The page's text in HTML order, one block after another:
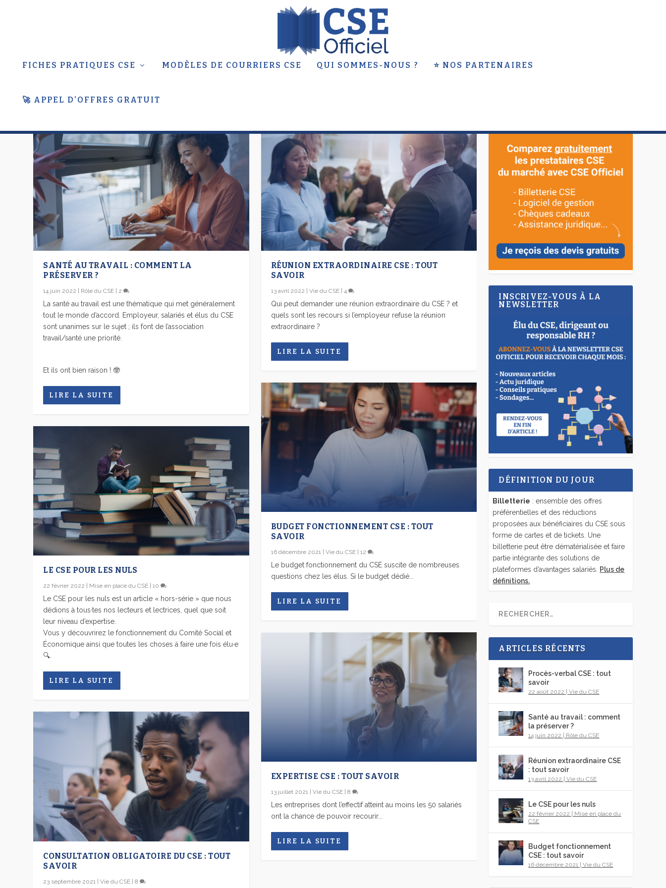
FICHES PRATIQUES CSE MODÈLES DE COURRIERS CSE QUI SOMMES-NOUS ? ⭐ NOS PARTENAIRES
🚀 APPEL D’OFFRES GRATUIT
ÉTIQUETTE : JURIDIQUE
SANTÉ AU TRAVAIL : COMMENT LA
PRÉSERVER ?
14 juin 2022 | Rôle du CSE | 2
La santé au travail est une thématique qui met généralement
tout le monde d’accord. Employeur, salariés et élus du CSE
sont unanimes sur le sujet ; ils font de l’association
travail/santé une priorité.
Et ils ont bien raison ! 🤓
LIRE LA SUITE
LE CSE POUR LES NULS
22 février 2022 Mise en place du CSE |10
Le CSE pour les nuls est un article « hors-série » que nous
dédions à tous·tes nos lecteurs et lectrices, quel que soit
leur niveau d’expertise.
Vous y découvrirez le fonctionnement du Comité Social et
Économique ainsi que toutes les choses à faire une fois élu·e
🔍.
LIRE LA SUITE
CONSULTATION OBLIGATOIRE DU CSE : TOUT
SAVOIR
23 septembre 2021 |Vie du CSE |8
RÉUNION EXTRAORDINAIRE CSE : TOUT
SAVOIR
13 avril 2022 | Vie du CSE| 4
Qui peut demander une réunion extraordinaire du CSE ? et
quels sont les recours si l’employeur refuse la réunion
extraordinaire ?
LIRE LA SUITE
BUDGET FONCTIONNEMENT CSE : TOUT
SAVOIR
16 décembre 2021| Vie du CSE| 12
Le budget fonctionnement du CSE suscite de nombreuses
questions chez les élus. Si le budget dédié...
LIRE LA SUITE
EXPERTISE CSE : TOUT SAVOIR
13 juillet 2021| Vie du CSE| 8
Les entreprises dont l’effectif atteint au moins les 50 salariés
ont la chance de pouvoir recourir...
LIRE LA SUITE
INSCRIVEZ-VOUS À LA
NEWSLETTER
DÉFINITION DU JOUR
Billetterie : ensemble des offres
préférentielles et des réductions
proposées aux bénéficiaires du CSE sous
forme de cartes et de tickets. Une
billetterie peut être dématérialisée et faire
partie intégrante des solutions de
plateformes d’avantages salariés.
Plus de
définitions.
ARTICLES RÉCENTS
Procès-verbal CSE : tout
savoir
22 août 2022 |Vie du CSE
Santé au travail : comment
la préserver ?
14 juin 2022 Rôle du CSE
Réunion extraordinaire CSE
: tout savoir
13 avril 2022 |Vie du CSE
Le CSE pour les nuls
22 février 2022
Mise en place du
CSE
Budget fonctionnement
CSE : tout savoir
16 décembre 2021 |Vie du CSE